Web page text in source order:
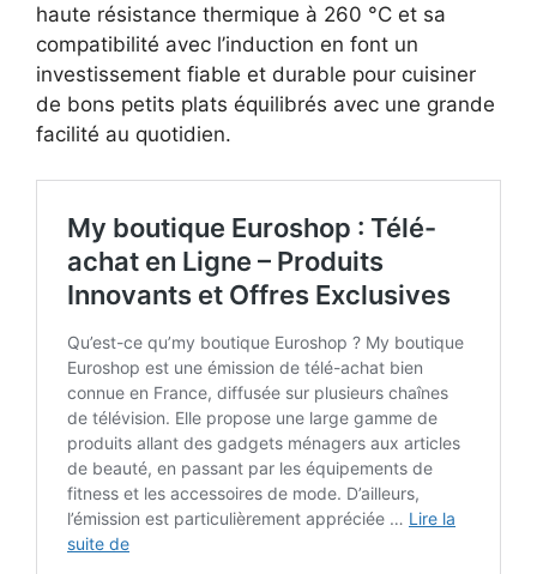
haute résistance thermique à 260 °C et sa
compatibilité avec l’induction en font un
investissement fiable et durable pour cuisiner
de bons petits plats équilibrés avec une grande
facilité au quotidien.